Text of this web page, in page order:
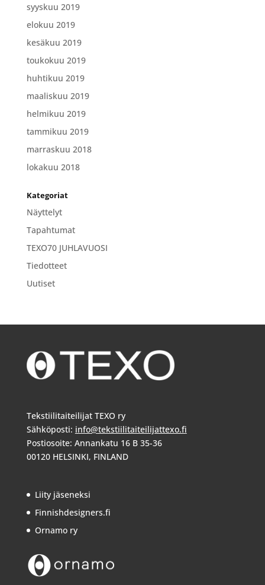
syyskuu 2019
elokuu 2019
kesäkuu 2019
toukokuu 2019
huhtikuu 2019
maaliskuu 2019
helmikuu 2019
tammikuu 2019
marraskuu 2018
lokakuu 2018
Kategoriat
Näyttelyt
Tapahtumat
TEXO70 JUHLAVUOSI
Tiedotteet
Uutiset
Tekstiilitaiteilijat TEXO ry
Sähköposti: info@tekstiilitaiteilijattexo.fi
Postiosoite: Annankatu 16 B 35-36
00120 HELSINKI, FINLAND
Liity jäseneksi
Finnishdesigners.fi
Ornamo ry